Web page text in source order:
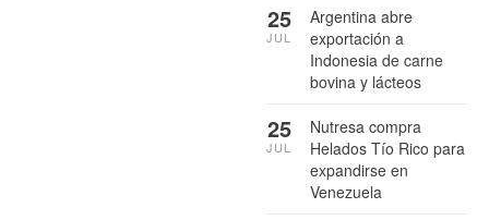
Argentina abre
exportación a
Indonesia de carne
bovina y lácteos
25
JUL
Nutresa compra
Helados Tío Rico para
expandirse en
Venezuela
25
JUL